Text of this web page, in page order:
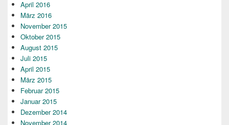
April 2016
März 2016
November 2015
Oktober 2015
August 2015
Juli 2015
April 2015
März 2015
Februar 2015
Januar 2015
Dezember 2014
November 2014